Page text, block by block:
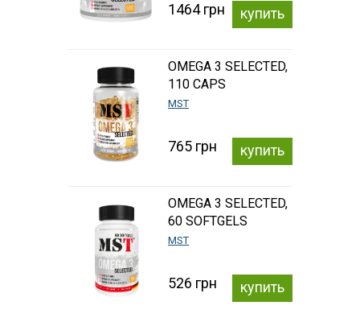
1464 грн купить
OMEGA 3 SELECTED,
110 CAPS
MST
765 грн купить
OMEGA 3 SELECTED,
60 SOFTGELS
MST
526 грн купить